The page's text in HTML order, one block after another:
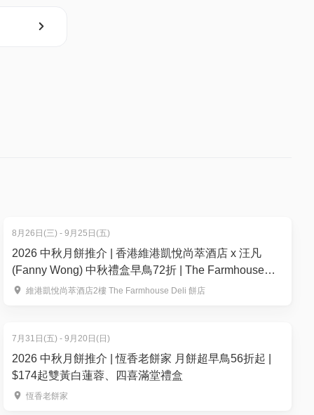
用於
8月26日(三) - 9月25日(五)
2026 中秋月餅推介 | 香港維港凱悅尚萃酒店 x 汪凡
(Fanny Wong) 中秋禮盒早鳥72折 | The Farmhouse
Deli 餅店｜低糖奶黃月餅
維港凱悅尚萃酒店2樓 The Farmhouse Deli 餅店
7月31日(五) - 9月20日(日)
2026 中秋月餅推介 | 恆香老餅家 月餅超早鳥56折起 |
$174起雙黃白蓮蓉、四喜滿堂禮盒
恆香老餅家